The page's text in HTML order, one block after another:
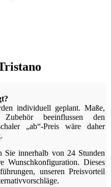
individuell geplant. Maße,
beeinflussen den
„ab“-Preis wäre daher
Sie innerhalb von 24 Stunden
Wunschkonfiguration. Dieses
unseren Preisvorteil